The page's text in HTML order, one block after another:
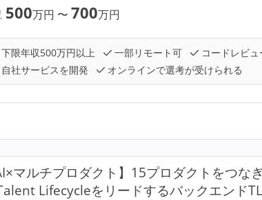
500万円 〜700万円
限年収500万円以上 一部リモート可 コードレビ
社サービスを開発
オンラインで選考が受けられる
マルチプロダクト】15プロダクトをつな
Lifecycleをリードするバックエンド